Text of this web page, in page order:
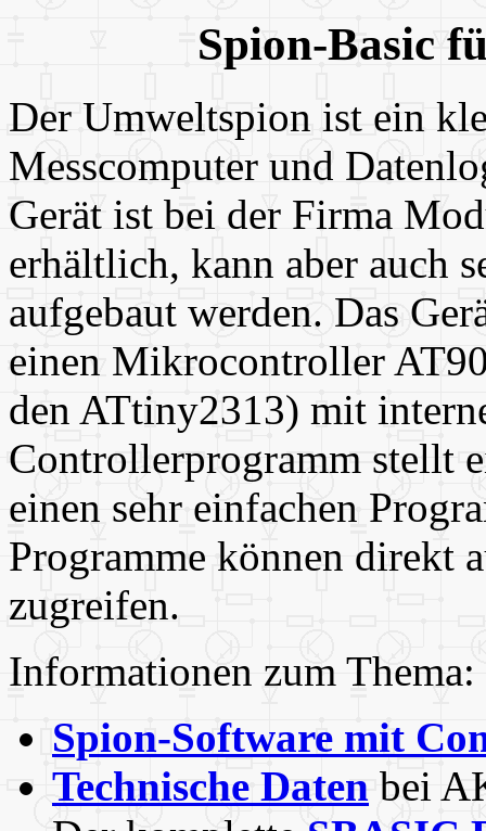
Spion-Basic
Der Umweltspion ist ein
Messcomputer und
Gerät ist bei der Firma
erhältlich, kann aber auch
aufgebaut werden. Das
einen Mikrocontroller
den ATtiny2313) mit
Controllerprogramm stellt
einen sehr einfachen
Programme können direkt
zugreifen.
Informationen zum Thema:
Spion-Software mit
Technische Daten bei